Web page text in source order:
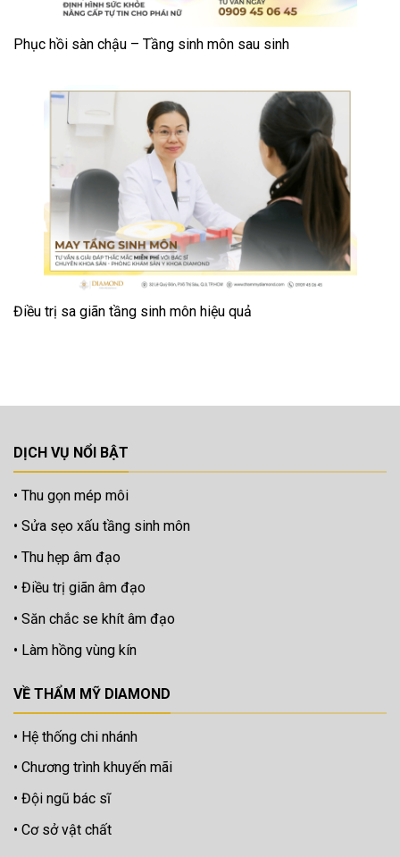
Phục hồi sàn chậu – Tầng sinh môn sau sinh
Điều trị sa giãn tầng sinh môn hiệu quả
DỊCH VỤ NỔI BẬT
Thu gọn mép môi
Sửa sẹo xấu tầng sinh môn
Thu hẹp âm đạo
Điều trị giãn âm đạo
Săn chắc se khít âm đạo
Làm hồng vùng kín
VỀ THẨM MỸ DIAMOND
Hệ thống chi nhánh
Chương trình khuyến mãi
Đội ngũ bác sĩ
Cơ sở vật chất